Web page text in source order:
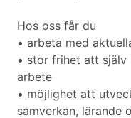
Hos oss får du
• arbeta med
• stor frihet att
arbete
• möjlighet att
samverkan, lärande